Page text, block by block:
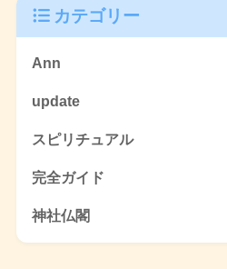
カテゴリー
Ann
update
スピリチュアル
完全ガイド
神社仏閣